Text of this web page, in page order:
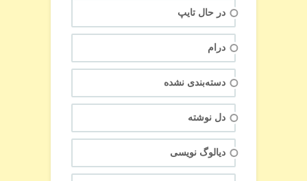
در حال تایپ
درام
دسته‌بندی نشده
دل نوشته
دیالوگ نویسی